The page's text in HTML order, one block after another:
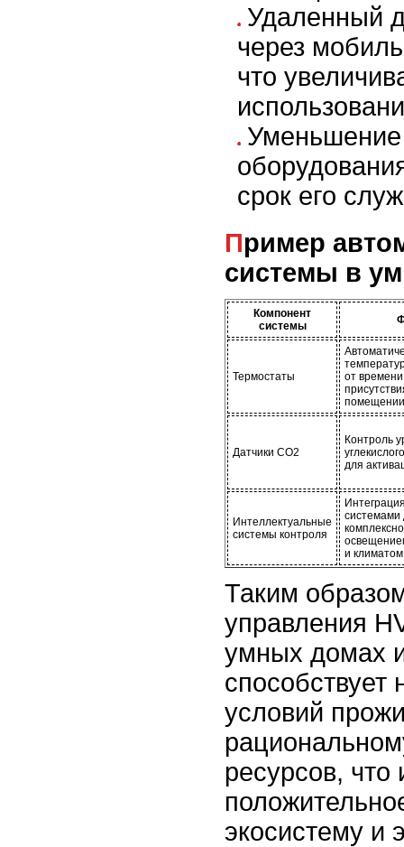
Удаленный
через
что
Уменьшение
срок его
Пример автоматизации HVAC-
системы в
Компонент
системы
Термостаты
от времени
Датчики CO2
Контроль
для
Интеллектуальные
системы контроля
системами
и
Таким
управления
умных домах
условий
ресурсов, что
экосистему и